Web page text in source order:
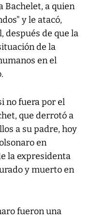
Bachelet, a quien
y le atacó,
después de que la
de la
en el
no fuera por el
que derrotó a
a su padre, hoy
en
la expresidenta
y muerto en
fueron una